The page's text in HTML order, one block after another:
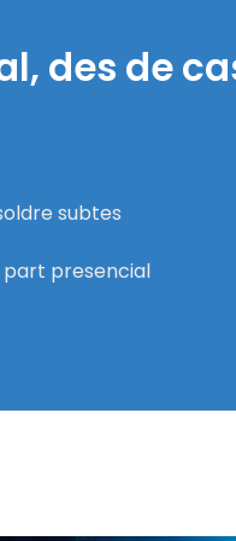
des de
subtes
presencial